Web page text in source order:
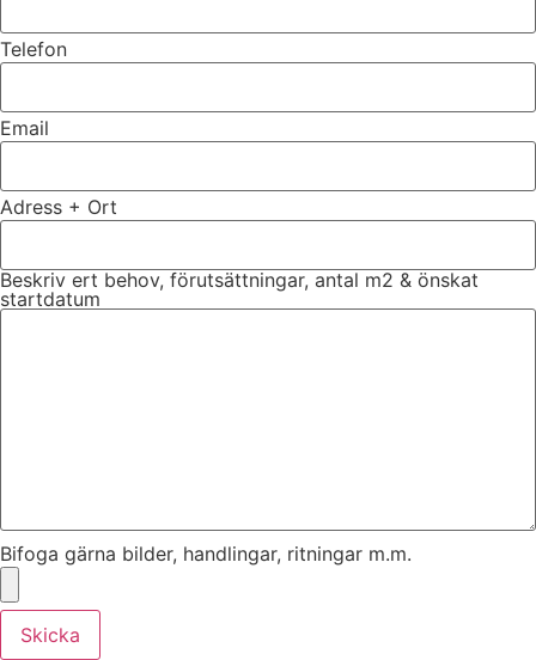
Telefon
Email
Adress + Ort
Beskriv ert behov, förutsättningar, antal m2 & önskat
startdatum
Bifoga gärna bilder, handlingar, ritningar m.m.
Skicka